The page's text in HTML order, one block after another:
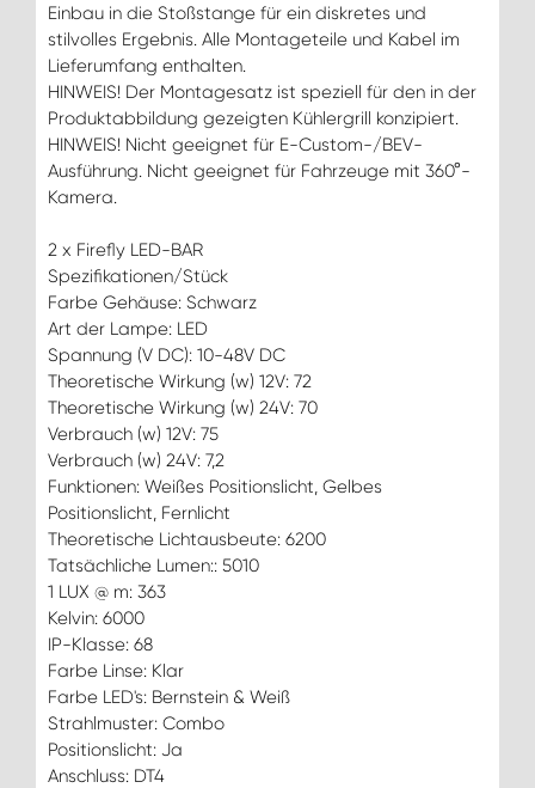
Einbau in die Stoßstange für ein diskretes und
stilvolles Ergebnis. Alle Montageteile und Kabel im
Lieferumfang enthalten.
HINWEIS! Der Montagesatz ist speziell für den in der
Produktabbildung gezeigten Kühlergrill konzipiert.
HINWEIS! Nicht geeignet für E-Custom-/BEV-
Ausführung. Nicht geeignet für Fahrzeuge mit 360°-
Kamera.
2 x Firefly LED-BAR
Spezifikationen/Stück
Farbe Gehäuse: Schwarz
Art der Lampe: LED
Spannung (V DC): 10-48V DC
Theoretische Wirkung (w) 12V: 72
Theoretische Wirkung (w) 24V: 70
Verbrauch (w) 12V: 75
Verbrauch (w) 24V: 7,2
Funktionen: Weißes Positionslicht, Gelbes
Positionslicht, Fernlicht
Theoretische Lichtausbeute: 6200
Tatsächliche Lumen:: 5010
1 LUX @ m: 363
Kelvin: 6000
IP-Klasse: 68
Farbe Linse: Klar
Farbe LED's: Bernstein & Weiß
Strahlmuster: Combo
Positionslicht: Ja
Anschluss: DT4